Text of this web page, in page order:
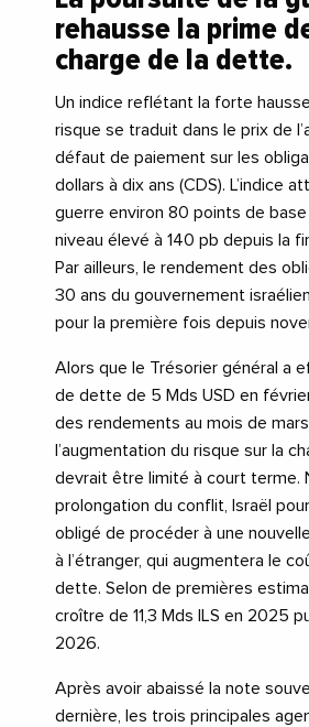
rehausse la prime
charge de la dette.
Un indice reflétant la forte
risque se traduit dans le prix de
défaut de paiement sur les
dollars à dix ans (CDS). L’indice
guerre environ 80 points de
niveau élevé à 140 pb depuis la
Par ailleurs, le rendement des
30 ans du gouvernement
pour la première fois depuis
Alors que le Trésorier général a
de dette de 5 Mds USD en
des rendements au mois de
l’augmentation du risque sur la
devrait être limité à court terme.
prolongation du conflit, Israël
obligé de procéder à une
à l’étranger, qui augmentera le
dette. Selon de premières
croître de 11,3 Mds ILS en 2025
2026.
Après avoir abaissé la note
dernière, les trois principales